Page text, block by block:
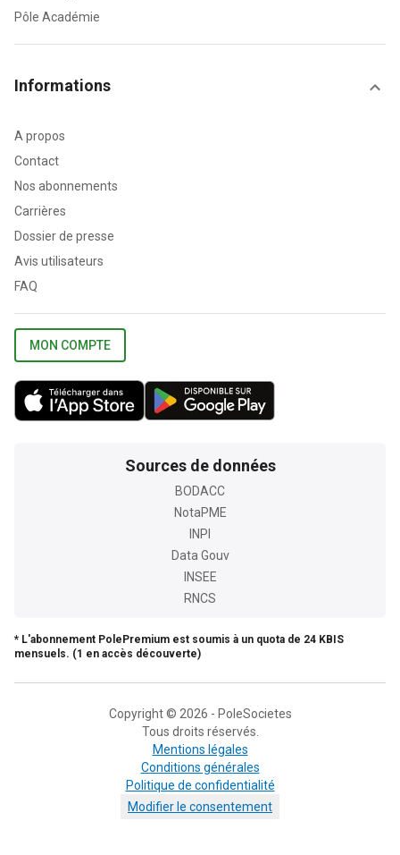
Pôle Académie
Informations
A propos
Contact
Nos abonnements
Carrières
Dossier de presse
Avis utilisateurs
FAQ
MON COMPTE
Sources de données
BODACC
NotaPME
INPI
Data Gouv
INSEE
RNCS
* L'abonnement PolePremium est soumis à un quota de 24 KBIS
mensuels. (1 en accès découverte)
Copyright © 2026 - PoleSocietes
Tous droits réservés.
Mentions légales
Conditions générales
Politique de confidentialité
Modifier le consentement